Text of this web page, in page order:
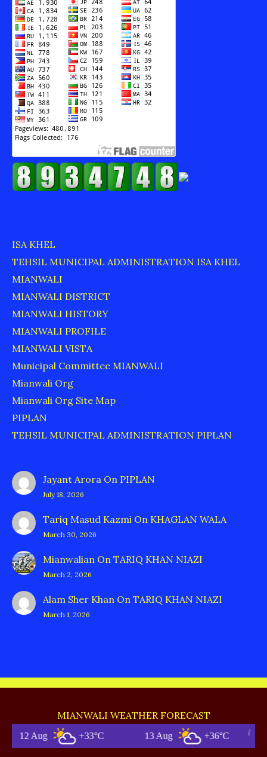
ISA KHEL
TEHSIL MUNICIPAL ADMINISTRATION ISA KHEL
MIANWALI
MIANWALI DISTRICT
MIANWALI HISTORY
MIANWALI PROFILE
MIANWALI VISTA
Municipal Committee MIANWALI
Mianwali Org
Mianwali Org Site Map
PIPLAN
TEHSIL MUNICIPAL ADMINISTRATION PIPLAN
Jayant Arora On PIPLAN
July 18, 2026
Tariq Masud Kazmi On KHAGLAN WALA
March 30, 2026
Mianwalian On TARIQ KHAN NIAZI
March 2, 2026
Alam Sher Khan On TARIQ KHAN NIAZI
March 1, 2026
MIANWALI WEATHER FORECAST
+33°C 13 Aug +36°C